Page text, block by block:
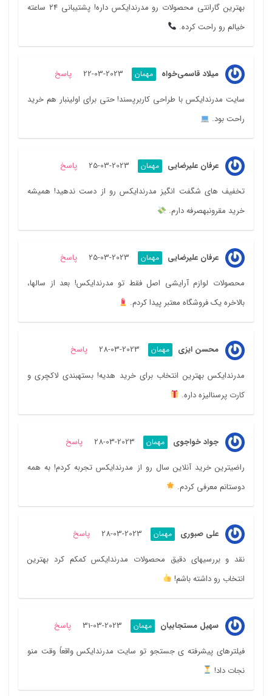
بهترین گارانتی محصولات رو مدرندایکس داره! پشتیبانی ۲۴ ساعته
خیالم رو راحت کرده.
میلاد قاسمی‌خواه مهمان 2023-03-22 پاسخ
سایت مدرندایکس با طراحی کاربرپسند! حتی برای اولینبار هم خرید
راحت بود.
عرفان علیرضایی مهمان 2023-03-25 پاسخ
تخفیف های شگفت انگیز مدرندایکس رو از دست ندهید! همیشه
خرید مقرونبهصرفه دارم.
عرفان علیرضایی مهمان 2023-03-25 پاسخ
محصولات لوازم آرایشی اصل فقط تو مدرندایکس! بعد از سالها،
بالاخره یک فروشگاه معتبر پیدا کردم.
محسن ایزی مهمان 2023-03-28 پاسخ
مدرندایکس بهترین انتخاب برای خرید هدیه! بستهبندی لاکچری و
کارت پرسنالیزه داره.
جواد خواجوی مهمان 2023-03-28 پاسخ
راضیترین خرید آنلاین سال رو از مدرندایکس تجربه کردم! به همه
دوستانم معرفی کردم.
علی صبوری مهمان 2023-03-28 پاسخ
نقد و بررسیهای دقیق محصولات مدرندایکس کمکم کرد بهترین
انتخاب رو داشته باشم!
سهیل مستجابیان مهمان 2023-03-31 پاسخ
فیلترهای پیشرفته ی جستجو تو سایت مدرندایکس واقعاً وقت منو
نجات داد!